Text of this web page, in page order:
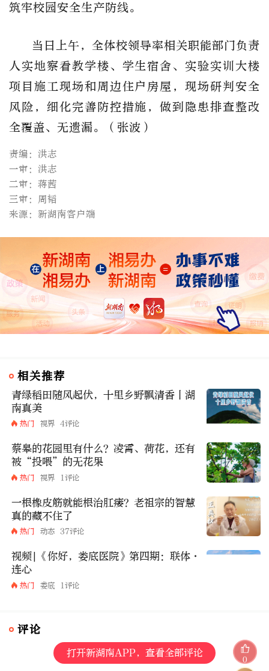
筑牢校园安全生产防线。
当日上午，全体校领导率相关职能部门负责
人实地察看教学楼、学生宿舍、实验实训大楼
项目施工现场和周边住户房屋，现场研判安全
风险，细化完善防控措施，做到隐患排查整改
全覆盖、无遗漏。（张波）
责编：洪志
一审：洪志
二审：蒋茜
三审：周韬
来源：新湖南客户端
相关推荐
青绿稻田随风起伏，十里乡野飘清香丨湖
南真美
热门 视界 4评论
蔡皋的花园里有什么？凌霄、荷花，还有
被“投喂”的无花果
热门 视界 1评论
一根橡皮筋就能根治肛瘘？老祖宗的智慧
真的藏不住了
热门 动态 37评论
视频|《你好，娄底医院》第四期：联体·
连心
热门 娄底 1评论
评论
打开新湖南APP，查看全部评论
0